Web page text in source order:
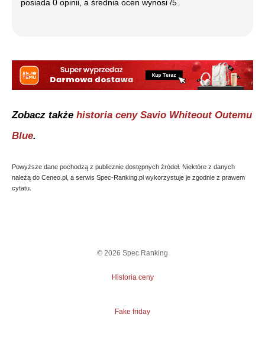
posiada 0 opinii, a średnia ocen wynosi /5.
Zobacz także historia ceny Savio Whiteout Outemu
Blue.
Powyższe dane pochodzą z publicznie dostępnych źródeł. Niektóre z danych
należą do Ceneo.pl, a serwis Spec-Ranking.pl wykorzystuje je zgodnie z prawem
cytatu.
© 2026 Spec Ranking
Historia ceny
Fake friday